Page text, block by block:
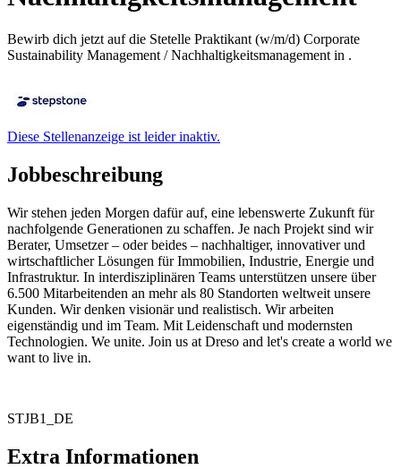
Bewirb dich jetzt auf die Stetelle Praktikant (w/m/d) Corporate
Sustainability Management / Nachhaltigkeitsmanagement in .
Diese Stellenanzeige ist leider inaktiv.
Jobbeschreibung
Wir stehen jeden Morgen dafür auf, eine lebenswerte Zukunft für
nachfolgende Generationen zu schaffen. Je nach Projekt sind wir
Berater, Umsetzer – oder beides – nachhaltiger, innovativer und
wirtschaftlicher Lösungen für Immobilien, Industrie, Energie und
Infrastruktur. In interdisziplinären Teams unterstützen unsere über
6.500 Mitarbeitenden an mehr als 80 Standorten weltweit unsere
Kunden. Wir denken visionär und realistisch. Wir arbeiten
eigenständig und im Team. Mit Leidenschaft und modernsten
Technologien. We unite. Join us at Dreso and let's create a world we
want to live in.
STJB1_DE
Extra Informationen